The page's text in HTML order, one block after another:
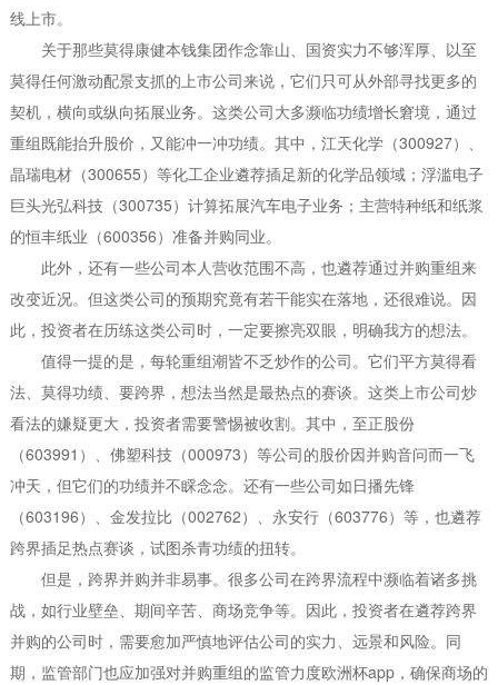
线上市。
关于那些莫得康健本钱集团作念靠山、国资实力不够浑厚、以至
莫得任何激动配景支抓的上市公司来说，它们只可从外部寻找更多的
契机，横向或纵向拓展业务。这类公司大多濒临功绩增长窘境，通过
重组既能抬升股价，又能冲一冲功绩。其中，江天化学（300927）、
晶瑞电材（300655）等化工企业遴荐插足新的化学品领域；浮滥电子
巨头光弘科技（300735）计算拓展汽车电子业务；主营特种纸和纸浆
的恒丰纸业（600356）准备并购同业。
此外，还有一些公司本人营收范围不高，也遴荐通过并购重组来
改变近况。但这类公司的预期究竟有若干能实在落地，还很难说。因
此，投资者在历练这类公司时，一定要擦亮双眼，明确我方的想法。
值得一提的是，每轮重组潮皆不乏炒作的公司。它们平方莫得看
法、莫得功绩、要跨界，想法当然是最热点的赛谈。这类上市公司炒
看法的嫌疑更大，投资者需要警惕被收割。其中，至正股份
（603991）、佛塑科技（000973）等公司的股价因并购音问而一飞
冲天，但它们的功绩并不睬念念。还有一些公司如日播先锋
（603196）、金发拉比（002762）、永安行（603776）等，也遴荐
跨界插足热点赛谈，试图杀青功绩的扭转。
但是，跨界并购并非易事。很多公司在跨界流程中濒临着诸多挑
战，如行业壁垒、期间辛苦、商场竞争等。因此，投资者在遴荐跨界
并购的公司时，需要愈加严慎地评估公司的实力、远景和风险。同
期，监管部门也应加强对并购重组的监管力度欧洲杯app，确保商场的